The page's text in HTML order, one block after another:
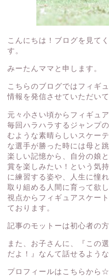
こんにちは！ブログを見て
す。
みーたんママと申します。
こちらのブログではフィギ
情報を発信させていただいて
元々小さい頃からフィギュ
毎回ハラハラするジャンプ
むような素晴らしいスケー
な選手が勝った時には母と
楽しい記憶から、自分の娘
賞を楽しみたい！という気
に練習する姿や、人生に憧
取り組める人間に育って欲
視点からフィギュアスケー
ております。
記事のモットーは初心者の
また、お子さんに、『この
だよ！』なんて話せるよう
プロフィールはこちらから☆